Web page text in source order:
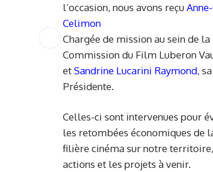
l’occasion, nous avons reçu
Celimon
Chargée de mission au sein de la
Commission du Film Luberon
etSandrine Lucarini Raymond, sa
Présidente.
Celles-ci sont intervenues pour
les retombées économiques de
filière cinéma sur notre
actions et les projets à venir.